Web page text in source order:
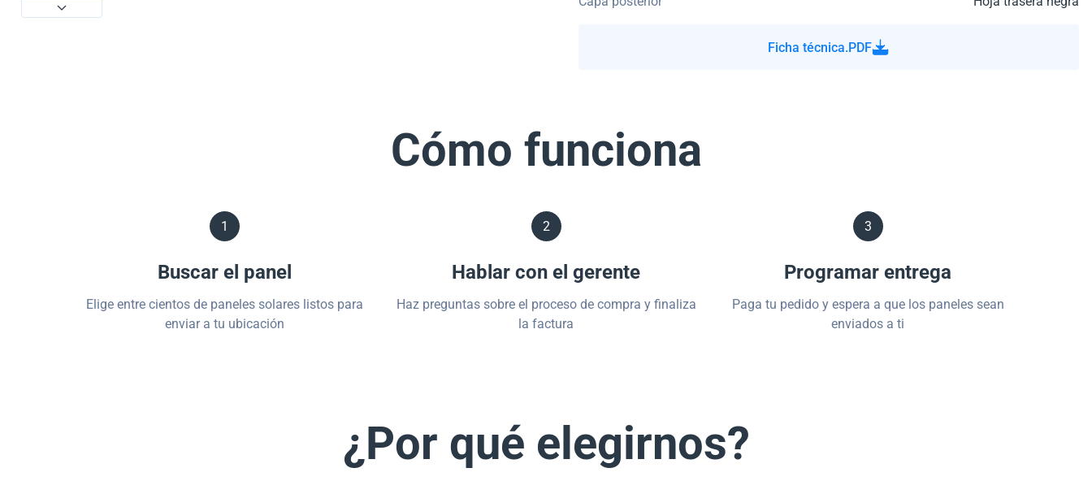
Ficha técnica.PDF
Cómo funciona
1
Buscar el panel
Elige entre cientos de paneles solares listos para
enviar a tu ubicación
2
Hablar con el gerente
Haz preguntas sobre el proceso de compra y finaliza
la factura
3
Programar entrega
Paga tu pedido y espera a que los paneles sean
enviados a ti
¿Por qué elegirnos?